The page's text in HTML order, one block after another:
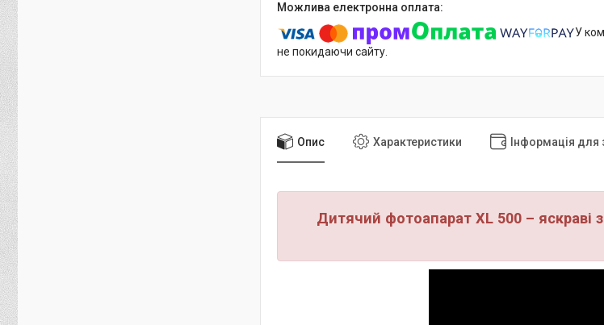
У
не покидаючи сайту.
Опис Характеристики Інформація
Дитячий фотоапарат XL 500 – яскраві